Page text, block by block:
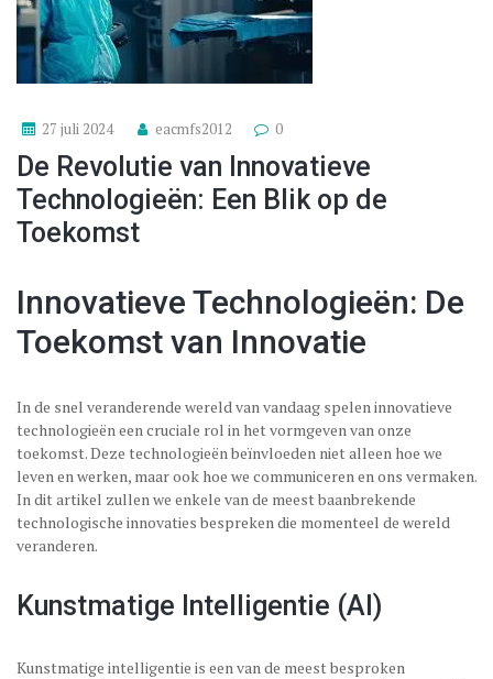
27 juli 2024 eacmfs2012 0
De Revolutie van Innovatieve
Technologieën: Een Blik op de
Toekomst
Innovatieve Technologieën: De
Toekomst van Innovatie
In de snel veranderende wereld van vandaag spelen innovatieve
technologieën een cruciale rol in het vormgeven van onze
toekomst. Deze technologieën beïnvloeden niet alleen hoe we
leven en werken, maar ook hoe we communiceren en ons vermaken.
In dit artikel zullen we enkele van de meest baanbrekende
technologische innovaties bespreken die momenteel de wereld
veranderen.
Kunstmatige Intelligentie (AI)
Kunstmatige intelligentie is een van de meest besproken